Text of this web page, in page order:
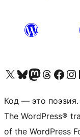
Посетите нас в X (ранее Twitter)
Посетите нашу учётную запись в Bluesky
Посетите нашу ленту в
Посетите нашу учётную запись
Посетите нашу
Код — это поэзия.
The WordPress®
of the WordPress